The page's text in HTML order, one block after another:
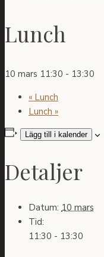
Lunch
10 mars 11:30 - 13:30
« Lunch
Lunch »
Lägg till i kalender
Detaljer
Datum: 10 mars
Tid:
11:30 - 13:30